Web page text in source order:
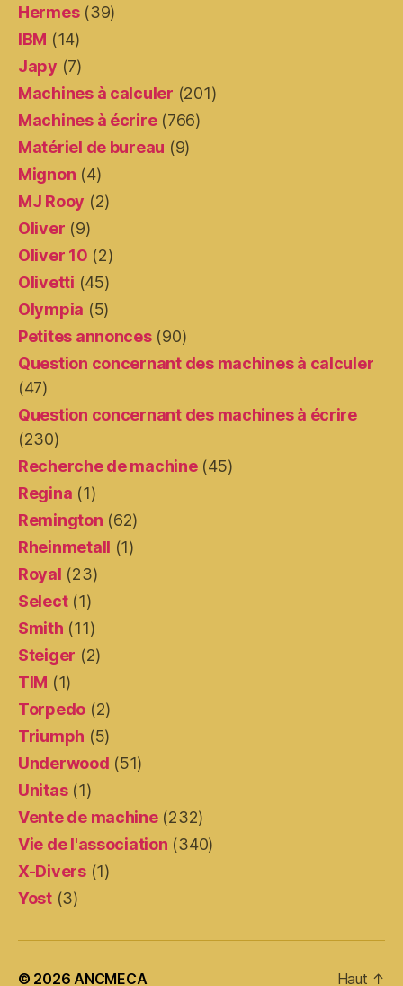
Hermes(39)
IBM (14)
Japy (7)
Machines à calculer (201)
Machines à écrire(766)
Matériel de bureau (9)
Mignon (4)
MJ Rooy (2)
Oliver (9)
Oliver 10 (2)
Olivetti (45)
Olympia (5)
Petites annonces(90)
Question concernant des machines à calculer
(47)
Question concernant des machines à écrire
(230)
Recherche de machine(45)
Regina (1)
Remington (62)
Rheinmetall (1)
Royal (23)
Select(1)
Smith (11)
Steiger (2)
TIM (1)
Torpedo (2)
Triumph (5)
Underwood (51)
Unitas(1)
Vente de machine(232)
Vie de l'association (340)
X-Divers(1)
Yost(3)
© 2026 ANCMECA Haut ↑